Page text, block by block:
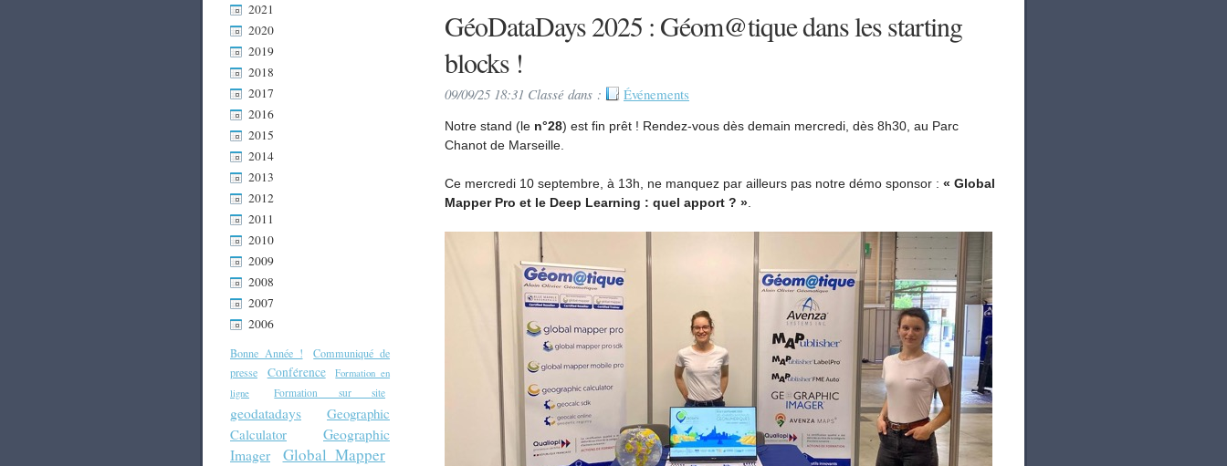
2021
2020
2019
2018
2017
2016
2015
2014
2013
2012
2011
2010
2009
2008
2007
2006
Bonne Année !
Communiqué de
presse
Conférence
Formation en
ligne
Formation sur site
geodatadays
Geographic
Calculator
Geographic
Imager
Global Mapper
GéoDataDays 2025 : Géom@tique dans les starting
blocks !
09/09/25 18:31 Classé dans : Événements
Notre stand (le n°28) est fin prêt ! Rendez-vous dès demain mercredi, dès 8h30, au Parc
Chanot de Marseille.
Ce mercredi 10 septembre, à 13h, ne manquez par ailleurs pas notre démo sponsor : « Global
Mapper Pro et le Deep Learning : quel apport ? »